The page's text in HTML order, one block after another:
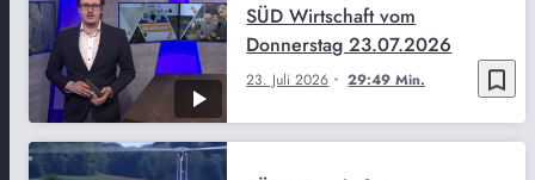
bookmark_border
23. Juli 2026 29:49 Min.
SÜD Wirtschaft vom
Donnerstag 23.07.2026